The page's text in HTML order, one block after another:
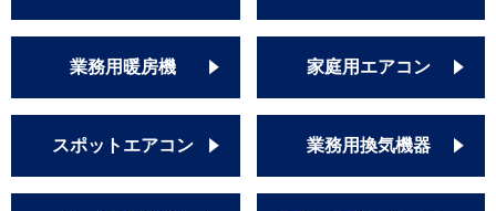
FDTZ1125HP5S-rakuri-na
FDTZ1125HP5S
FDTZ1125HP5S-rak
FDTZ1125HP5S-osj
FDTZ1125HP5SA
FDTZ1125HP5SA-airf
業務用暖房機 家庭用エアコン
スポットエアコン 業務用換気機器